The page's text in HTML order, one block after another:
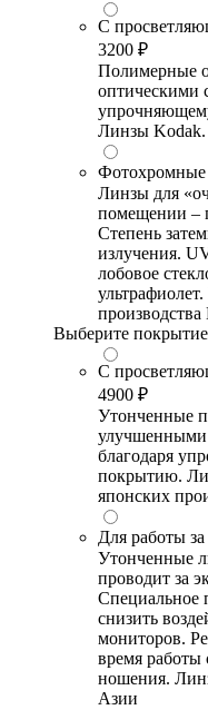
С
3200 ₽
Полимерные
оптическими
Линзы Kodak.
Фотохромные
Линзы для
помещении –
Степень
излучения.
лобовое
Выберите
С
4900 ₽
Утонченные
улучшенными
благодаря
покрытию.
японских
Для работы
Утонченные
проводит за
Специальное
снизить
мониторов.
время работы
ношения.
Азии